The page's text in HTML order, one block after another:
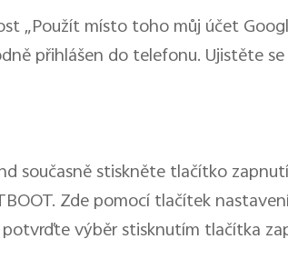
„Použít místo toho můj účet
přihlášen do telefonu. Ujistěte
současně stiskněte tlačítko
Zde pomocí tlačítek
výběr stisknutím tlačítka